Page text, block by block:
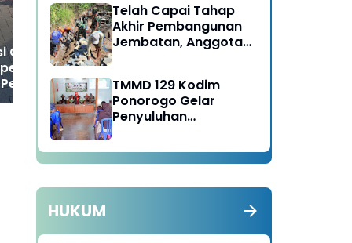
Girang Balita
Diatas
Bulu Lor
RTLH
Telah Capai Tahap
Akhir Pembangunan
Jembatan, Anggota
Jalan
TMMD 129 Kodim
Ponorogo Gelar
Penyuluhan
HUKUM